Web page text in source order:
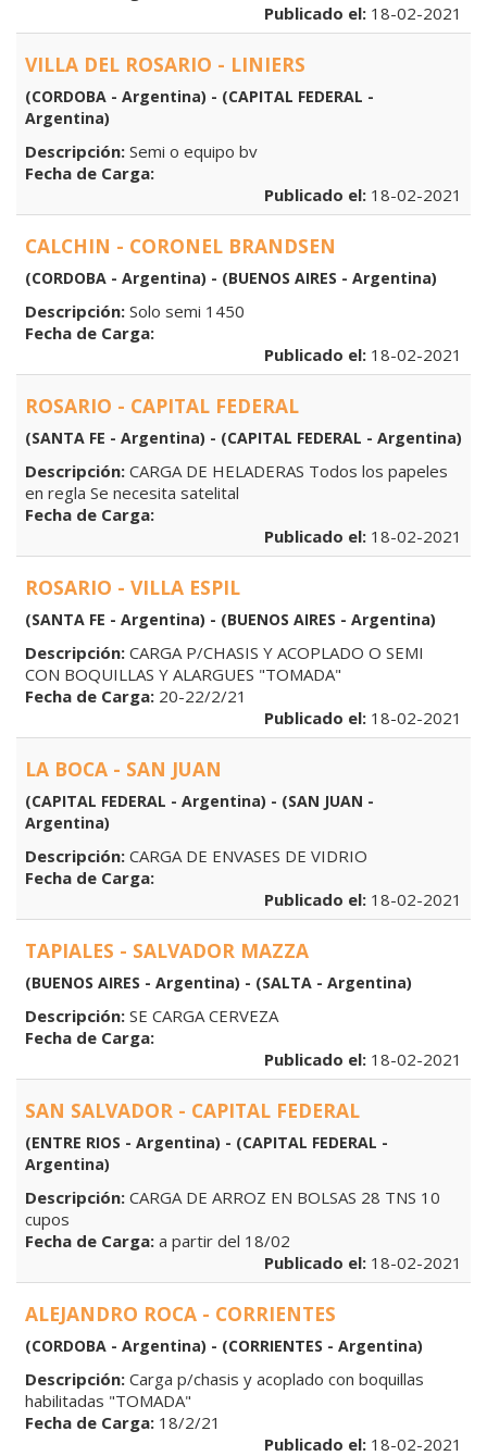
Publicado el: 18-02-2021
VILLA DEL ROSARIO - LINIERS
(CORDOBA - Argentina) - (CAPITAL FEDERAL -
Argentina)
Descripción: Semi o equipo bv
Fecha de Carga:
Publicado el: 18-02-2021
CALCHIN - CORONEL BRANDSEN
(CORDOBA - Argentina) - (BUENOS AIRES - Argentina)
Descripción: Solo semi 1450
Fecha de Carga:
Publicado el: 18-02-2021
ROSARIO - CAPITAL FEDERAL
(SANTA FE - Argentina) - (CAPITAL FEDERAL - Argentina)
Descripción: CARGA DE HELADERAS Todos los papeles
en regla Se necesita satelital
Fecha de Carga:
Publicado el: 18-02-2021
ROSARIO - VILLA ESPIL
(SANTA FE - Argentina) - (BUENOS AIRES - Argentina)
Descripción: CARGA P/CHASIS Y ACOPLADO O SEMI
CON BOQUILLAS Y ALARGUES "TOMADA"
Fecha de Carga: 20-22/2/21
Publicado el: 18-02-2021
LA BOCA - SAN JUAN
(CAPITAL FEDERAL - Argentina) - (SAN JUAN -
Argentina)
Descripción: CARGA DE ENVASES DE VIDRIO
Fecha de Carga:
Publicado el: 18-02-2021
TAPIALES - SALVADOR MAZZA
(BUENOS AIRES - Argentina) - (SALTA - Argentina)
Descripción: SE CARGA CERVEZA
Fecha de Carga:
Publicado el: 18-02-2021
SAN SALVADOR - CAPITAL FEDERAL
(ENTRE RIOS - Argentina) - (CAPITAL FEDERAL -
Argentina)
Descripción: CARGA DE ARROZ EN BOLSAS 28 TNS 10
cupos
Fecha de Carga: a partir del 18/02
Publicado el: 18-02-2021
ALEJANDRO ROCA - CORRIENTES
(CORDOBA - Argentina) - (CORRIENTES - Argentina)
Descripción: Carga p/chasis y acoplado con boquillas
habilitadas "TOMADA"
Fecha de Carga: 18/2/21
Publicado el: 18-02-2021